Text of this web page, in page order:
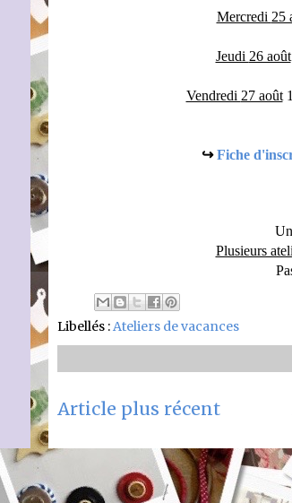
Mercredi 25
Jeudi 26 août
Vendredi 27 août
↪Fiche
Plusieurs
Libellés :Ateliers de vacances
Article plus récent